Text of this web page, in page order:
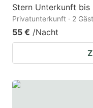
Stern Unterkunft
Privatunterkunft · 2
55 € /Nacht